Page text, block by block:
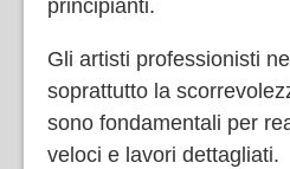
principianti.
Gli artisti professionisti
soprattutto la
sono fondamentali per
veloci e lavori dettagliati.